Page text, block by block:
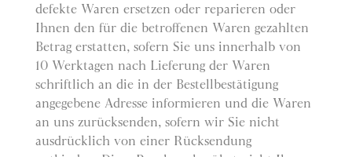
defekte Waren ersetzen oder reparieren oder
Ihnen den für die betroffenen Waren gezahlten
Betrag erstatten, sofern Sie uns innerhalb von
10 Werktagen nach Lieferung der Waren
schriftlich an die in der Bestellbestätigung
angegebene Adresse informieren und die Waren
an uns zurücksenden, sofern wir Sie nicht
ausdrücklich von einer Rücksendung